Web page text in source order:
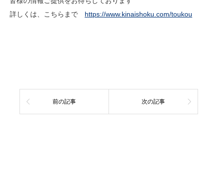
詳しくは、こちらまで https://www.kinaishoku.com/toukou
前の記事 次の記事